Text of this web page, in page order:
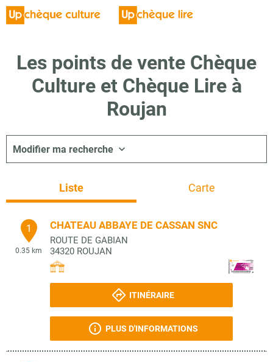
Les points de vente Chèque
Culture et Chèque Lire à
Roujan
Modifier ma recherche
Liste Carte
1
0.35 km
CHATEAU ABBAYE DE CASSAN SNC
ROUTE DE GABIAN
34320 ROUJAN
ITINÉRAIRE
PLUS D'INFORMATIONS